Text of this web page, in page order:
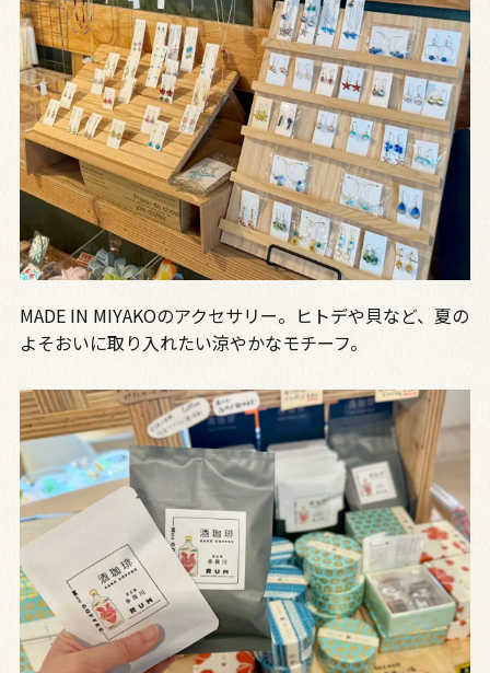
MADE IN MIYAKOのアクセサリー。ヒトデや貝など、夏の
よそおいに取り入れたい涼やかなモチーフ。